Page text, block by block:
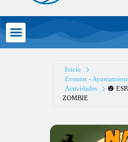
Inicio
Eventos -
Actividades
🎃
ZOMBIE